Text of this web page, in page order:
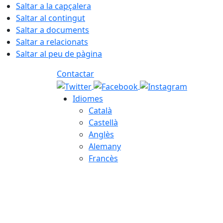
Saltar a la capçalera
Saltar al contingut
Saltar a documents
Saltar a relacionats
Saltar al peu de pàgina
Contactar
Idiomes
Català
Castellà
Anglès
Alemany
Francès